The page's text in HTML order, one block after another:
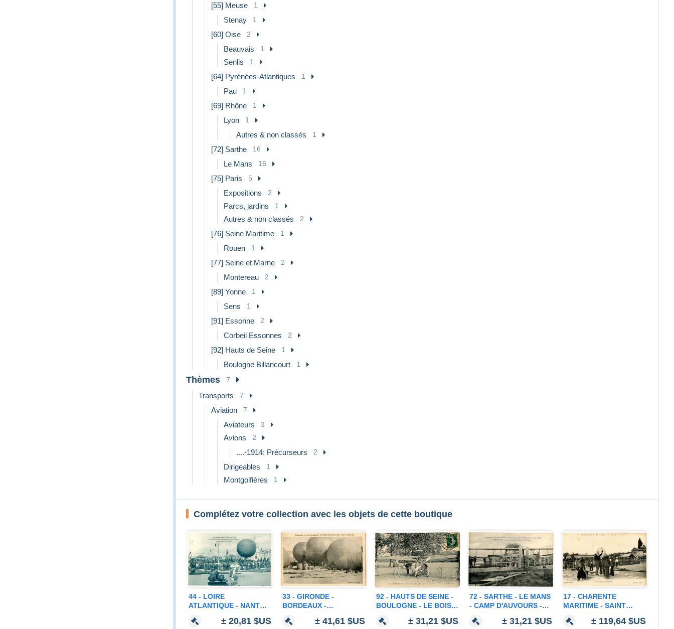
[55] Meuse 1
Stenay 1
[60] Oise 2
Beauvais 1
Senlis 1
[64] Pyrénées-Atlantiques 1
Pau 1
[69] Rhône 1
Lyon 1
Autres & non classés 1
[72] Sarthe 16
Le Mans 16
[75] Paris 5
Expositions 2
Parcs, jardins 1
Autres & non classés 2
[76] Seine Maritime 1
Rouen 1
[77] Seine et Marne 2
Montereau 2
[89] Yonne 1
Sens 1
[91] Essonne 2
Corbeil Essonnes 2
[92] Hauts de Seine 1
Boulogne Billancourt 1
Thèmes 7
Transports 7
Aviation 7
Aviateurs 3
Avions 2
....-1914: Précurseurs 2
Dirigeables 1
Montgolfières 1
Complétez votre collection avec les objets de cette boutique
44 - LOIRE
ATLANTIQUE - NANTES
BALLON "EXPOSITION"
± 20,81 $US
33 - GIRONDE -
BORDEAUX -
BALLONS PENDANT
± 41,61 $US
92 - HAUTS DE SEINE -
BOULOGNE - LE BOIS -
BAGATELLE -± 31,21 $US
72 - SARTHE - LE MANS
- CAMP D'AUVOURS -
L'AIR - WILBUR± 31,21 $US
17 - CHARENTE
MARITIME - SAINT
LANCEMENT DES
± 119,64 $US